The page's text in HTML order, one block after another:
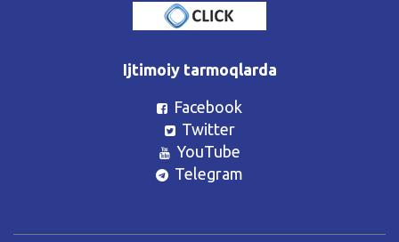
Ijtimoiy tarmoqlarda
Facebook
Twitter
YouTube
Telegram